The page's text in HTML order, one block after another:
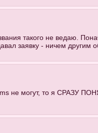
такого не ведаю.
заявку - ничем другим
не могут, то я СРАЗУ